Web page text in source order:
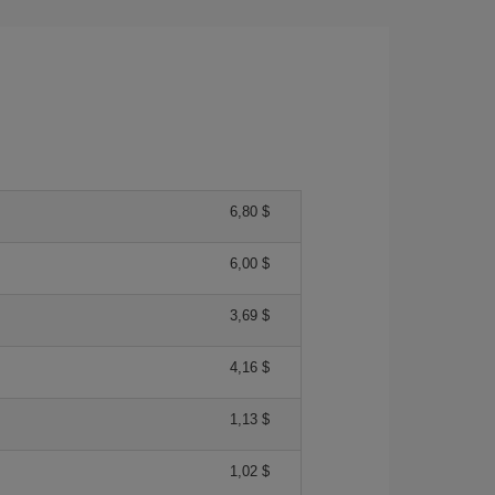
6,80 $
6,00 $
3,69 $
4,16 $
1,13 $
1,02 $